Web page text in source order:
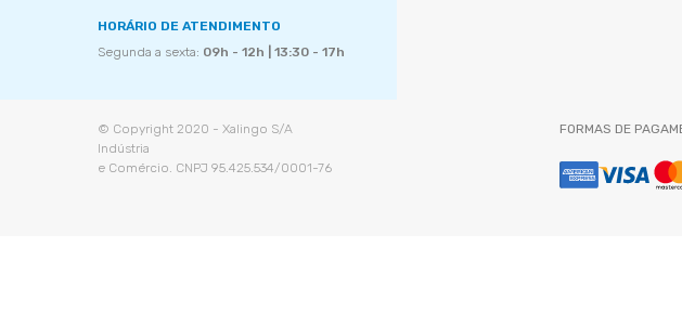
HORÁRIO DE ATENDIMENTO
Segunda a sexta: 09h - 12h | 13:30 - 17h
© Copyright 2020 - Xalingo S/A
Indústria
e Comércio. CNPJ 95.425.534/0001-76
FORMAS DE